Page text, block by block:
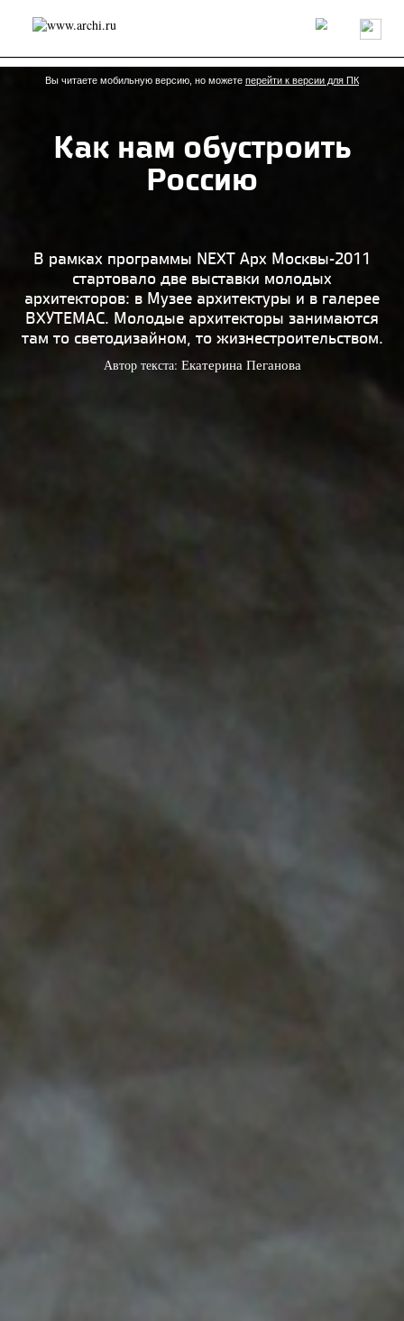
Россия Мир Технологии Интерьер Пресса
Архитекторы
Проекты
Конкурсы События Книги Вакансии
send.project Анонсы конкурсов
Блог
Интервью Исследование
Результаты конкурса
Книги
Наследие Образование
Урбанистика
Вы читаете мобильную версию, но можете перейти к версии для ПК
Как нам обустроить
Россию
В рамках программы NEXT Арх Москвы-2011
стартовало две выставки молодых
архитекторов: в Музее архитектуры и в галерее
ВХУТЕМАС. Молодые архитекторы занимаются
там то светодизайном, то жизнестроительством.
Автор текста: Екатерина Пеганова